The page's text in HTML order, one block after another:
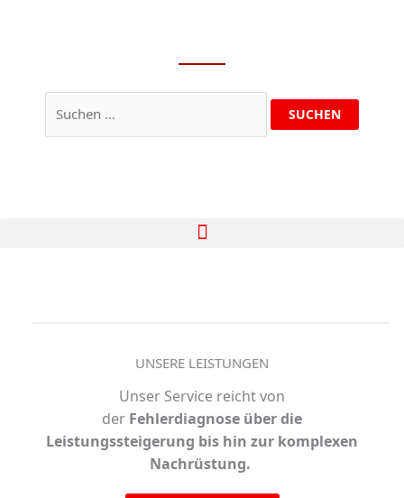
nach:
UNSERE LEISTUNGEN
Unser Service reicht von
der Fehlerdiagnose über die
Leistungssteigerung bis hin zur komplexen
Nachrüstung.